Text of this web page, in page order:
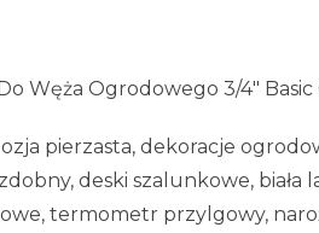
Węża Ogrodowego 3/4″ Basic
pierzasta, dekoracje
deski szalunkowe, biała
termometr przylgowy,